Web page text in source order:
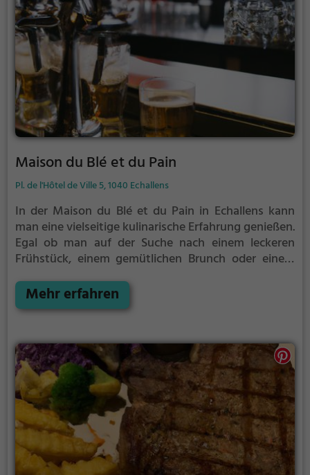
Maison du Blé et du Pain
Pl. de l'Hôtel de Ville 5, 1040 Echallens
In der Maison du Blé et du Pain in Echallens kann
man eine vielseitige kulinarische Erfahrung genießen.
Egal ob man auf der Suche nach einem leckeren
Frühstück, einem gemütlichen Brunch oder einem
gibt es eine Auswahl an erlesenen Weinen und
erfrischendem Bier. Die Atmosphäre lädt zum
Kuchen lässt keine Wünsche offen. Hier kann man in
angenehmem Ambiente entspannen und sich
verwöhnen lassen. Ein Ort, der für Genießer und
Feinschmecker genau das Richtige ist.
Mehr erfahren